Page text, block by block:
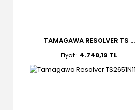
TAMAGAWA RESOLVER TS ...
Fiyat : 4.748,19 TL